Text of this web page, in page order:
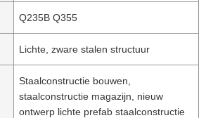
Q235B Q355
Lichte, zware stalen structuur
Staalconstructie bouwen,
staalconstructie magazijn, nieuw
ontwerp lichte prefab staalconstructie